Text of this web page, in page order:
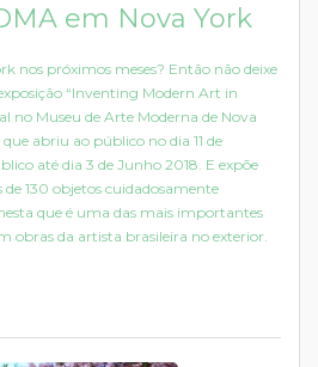
em Nova York
nos próximos meses? Então não deixe
“Inventing Modern Art in
no Museu de Arte Moderna de Nova
abriu ao público no dia 11 de
até dia 3 de Junho 2018. E expõe
130 objetos cuidadosamente
que é uma das mais importantes
obras da artista brasileira no exterior.